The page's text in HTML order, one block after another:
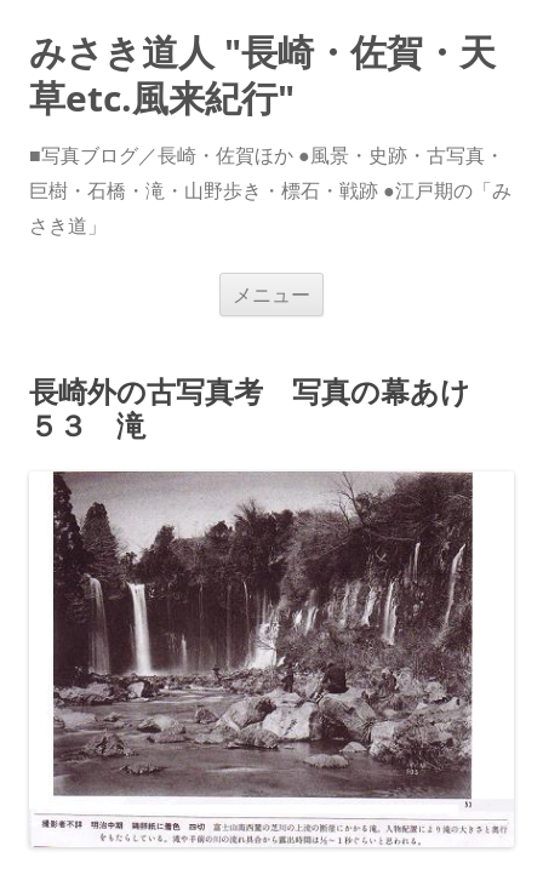
みさき道人 "長崎・佐賀・天
草etc.風来紀行"
■写真ブログ／長崎・佐賀ほか ●風景・史跡・古写真・
巨樹・石橋・滝・山野歩き・標石・戦跡 ●江戸期の「み
さき道」
メニュー
ス
キ
長崎外の古写真考 写真の幕あけ
５３ 滝